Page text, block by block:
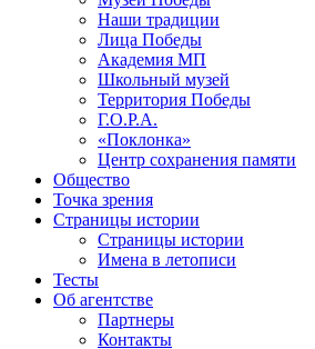
Наши традиции
Лица Победы
Академия МП
Школьный музей
Территория Победы
Г.О.Р.А.
«Поклонка»
Центр сохранения памяти
Общество
Точка зрения
Страницы истории
Страницы истории
Имена в летописи
Тесты
Об агентстве
Партнеры
Контакты